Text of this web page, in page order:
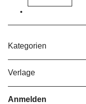
Kategorien
Verlage
Anmelden